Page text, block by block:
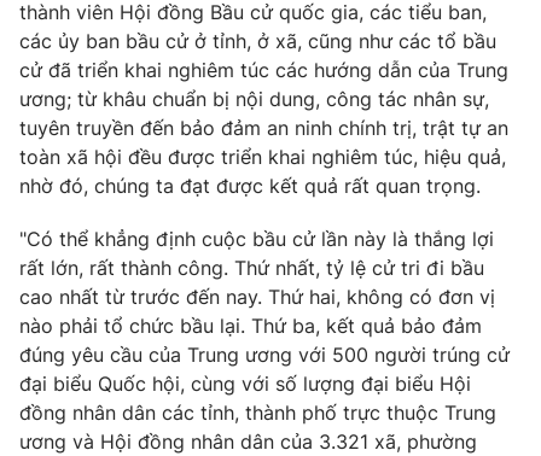
thành viên Hội đồng Bầu cử quốc gia, các tiểu ban,
các ủy ban bầu cử ở tỉnh, ở xã, cũng như các tổ bầu
cử đã triển khai nghiêm túc các hướng dẫn của Trung
ương; từ khâu chuẩn bị nội dung, công tác nhân sự,
tuyên truyền đến bảo đảm an ninh chính trị, trật tự an
toàn xã hội đều được triển khai nghiêm túc, hiệu quả,
nhờ đó, chúng ta đạt được kết quả rất quan trọng.
"Có thể khẳng định cuộc bầu cử lần này là thắng lợi
rất lớn, rất thành công. Thứ nhất, tỷ lệ cử tri đi bầu
cao nhất từ trước đến nay. Thứ hai, không có đơn vị
nào phải tổ chức bầu lại. Thứ ba, kết quả bảo đảm
đúng yêu cầu của Trung ương với 500 người trúng cử
đại biểu Quốc hội, cùng với số lượng đại biểu Hội
đồng nhân dân các tỉnh, thành phố trực thuộc Trung
ương và Hội đồng nhân dân của 3.321 xã, phường